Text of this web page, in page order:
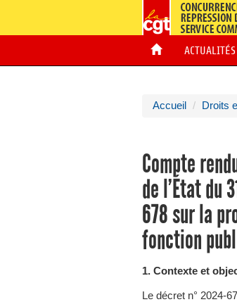
ACTUALITÉS
Accueil Droits
Compte
de l’État du
678 sur la
fonction
1. Contexte et
Le décret n° 2024-